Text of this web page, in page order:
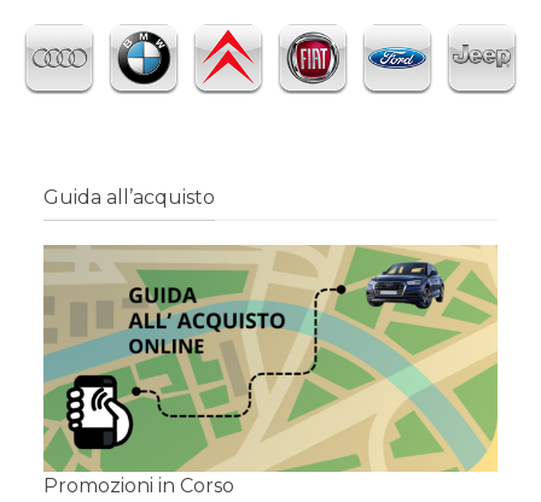
Guida all’acquisto
Promozioni in Corso